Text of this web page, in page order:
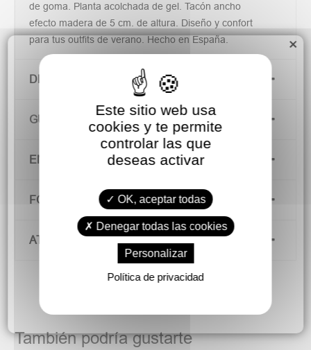
de goma. Planta acolchada de gel. Tacón ancho
efecto madera de 5 cm. de altura. Diseño y confort
para tus outfits de verano. Hecho en España.
DETALLES DEL PRODUCTO
GUÍA DE TALLAS
ENVÍOS Y DEVOLUCIONES
FORMAS DE PAGO
ATENCIÓN AL CLIENTE
También podría gustarte
×
Este sitio web usa
cookies y te permite
controlar las que
deseas activar
OK, aceptar todas
Denegar todas las cookies
Personalizar
Política de privacidad